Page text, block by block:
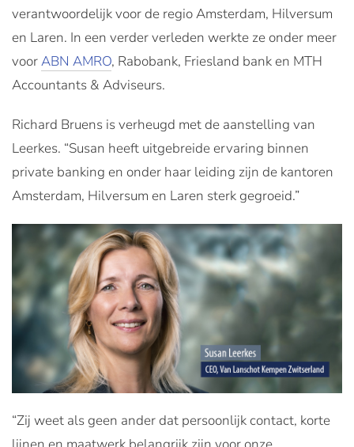
verantwoordelijk voor de regio Amsterdam, Hilversum
en Laren. In een verder verleden werkte ze onder meer
voorABN AMRO, Rabobank, Friesland bank en MTH
Accountants & Adviseurs.
Richard Bruens is verheugd met de aanstelling van
Leerkes. “Susan heeft uitgebreide ervaring binnen
private banking en onder haar leiding zijn de kantoren
Amsterdam, Hilversum en Laren sterk gegroeid.”
“Zij weet als geen ander dat persoonlijk contact, korte